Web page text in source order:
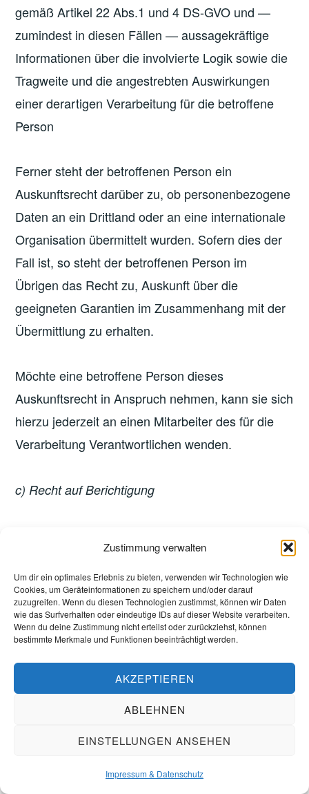
Zustimmung verwalten
Um dir ein optimales Erlebnis zu bieten, verwenden wir Technologien wie
Cookies, um Geräteinformationen zu speichern und/oder darauf
zuzugreifen. Wenn du diesen Technologien zustimmst, können wir Daten
wie das Surfverhalten oder eindeutige IDs auf dieser Website verarbeiten.
Wenn du deine Zustimmung nicht erteilst oder zurückziehst, können
bestimmte Merkmale und Funktionen beeinträchtigt werden.
AKZEPTIEREN
ABLEHNEN
EINSTELLUNGEN ANSEHEN
Impressum & Datenschutz
gemäß Artikel 22 Abs.1 und 4 DS-GVO und —
zumindest in diesen Fällen — aussagekräftige
Informationen über die involvierte Logik sowie die
Tragweite und die angestrebten Auswirkungen
einer derartigen Verarbeitung für die betroffene
Person
Ferner steht der betroffenen Person ein
Auskunftsrecht darüber zu, ob personenbezogene
Daten an ein Drittland oder an eine internationale
Organisation übermittelt wurden. Sofern dies der
Fall ist, so steht der betroffenen Person im
Übrigen das Recht zu, Auskunft über die
geeigneten Garantien im Zusammenhang mit der
Übermittlung zu erhalten.
Möchte eine betroffene Person dieses
Auskunftsrecht in Anspruch nehmen, kann sie sich
hierzu jederzeit an einen Mitarbeiter des für die
Verarbeitung Verantwortlichen wenden.
c) Recht auf Berichtigung
Daten betroffene Person hat das vom
Europäischen Richtlinien- und Verordnungsgeber
gewährte Recht, die unverzügliche Berichtigung
sie betreffender unrichtiger personenbezogener
Daten zu verlangen. Ferner steht der betroffenen
Person das Recht zu, unter Berücksichtigung der
Zwecke der Verarbeitung, die Vervollständigung
unvollständiger personenbezogener Daten —
auch mittels einer ergänzenden Erklärung — zu